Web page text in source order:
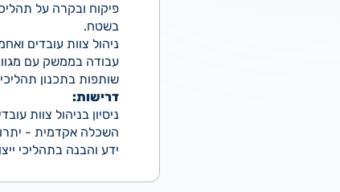
פיקוח ובקרה על
בשטח.
ניהול צוות עובדים
עבודה בממשק עם
שותפות בתכנון
דרישות:
ניסיון בניהול צוות
השכלה אקדמית -
ידע והבנה בתהליכי